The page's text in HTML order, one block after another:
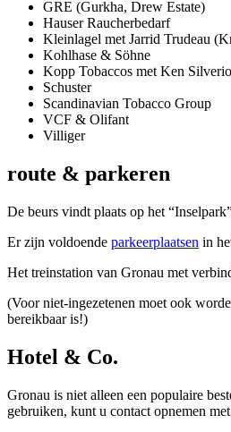
GRE (Gurkha, Drew Estate)
Hauser Raucherbedarf
Kleinlagel met Jarrid Trudeau
Kohlhase & Söhne
Kopp Tobaccos met Ken
Schuster
Scandinavian Tobacco Group
VCF & Olifant
Villiger
route & parkeren
De beurs vindt plaats op het
Er zijn voldoende parkeerplaatsen in
Het treinstation van Gronau met
(Voor niet-ingezetenen moet ook
bereikbaar is!)
Hotel & Co.
Gronau is niet alleen een populaire
gebruiken, kunt u contact opnemen